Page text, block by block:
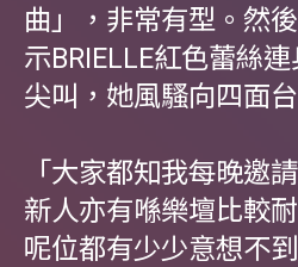
曲」，非常有型。然
示BRIELLE紅色蕾絲
尖叫，她風騷向四面
「大家都知我每晚邀
新人亦有喺樂壇比較
呢位都有少少意想不